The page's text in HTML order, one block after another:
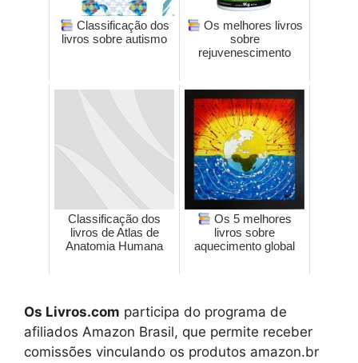
Classificação dos
livros sobre autismo
Os melhores livros
sobre
rejuvenescimento
Classificação dos
livros de Atlas de
Anatomia Humana
Os 5 melhores
livros sobre
aquecimento global
Os Livros.com participa do programa de
afiliados Amazon Brasil, que permite receber
comissões vinculando os produtos amazon.br